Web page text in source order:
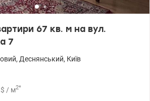
67 кв. м на вул.
7
, Деснянський, Київ
$ / м2*